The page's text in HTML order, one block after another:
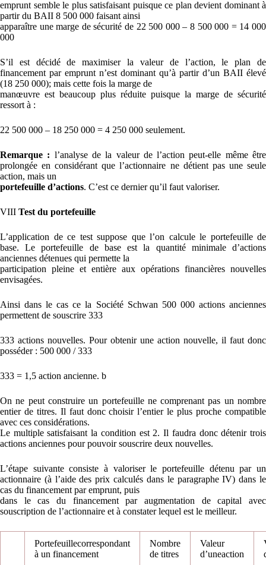
emprunt semble le plus satisfaisant puisque ce plan devient dominant à
partir du BAII 8 500 000 faisant ainsi
apparaître une marge de sécurité de 22 500 000 – 8 500 000 = 14 000
000
S’il est décidé de maximiser la valeur de l’action, le plan de
financement par emprunt n’est dominant qu’à partir d’un BAII élevé
(18 250 000); mais cette fois la marge de
manœuvre est beaucoup plus réduite puisque la marge de sécurité
ressort à :
22 500 000 – 18 250 000 = 4 250 000 seulement.
Remarque : l’analyse de la valeur de l’action peut-elle même être
prolongée en considérant que l’actionnaire ne détient pas une seule
action, mais un
portefeuille d’actions. C’est ce dernier qu’il faut valoriser.
VIII Test du portefeuille
L’application de ce test suppose que l’on calcule le portefeuille de
base. Le portefeuille de base est la quantité minimale d’actions
anciennes détenues qui permette la
participation pleine et entière aux opérations financières nouvelles
envisagées.
Ainsi dans le cas ce la Société Schwan 500 000 actions anciennes
permettent de souscrire 333
333 actions nouvelles. Pour obtenir une action nouvelle, il faut donc
posséder : 500 000 / 333
333 = 1,5 action ancienne. b
On ne peut construire un portefeuille ne comprenant pas un nombre
entier de titres. Il faut donc choisir l’entier le plus proche compatible
avec ces considérations.
Le multiple satisfaisant la condition est 2. Il faudra donc détenir trois
actions anciennes pour pouvoir souscrire deux nouvelles.
L’étape suivante consiste à valoriser le portefeuille détenu par un
actionnaire (à l’aide des prix calculés dans le paragraphe IV) dans le
cas du financement par emprunt, puis
dans le cas du financement par augmentation de capital avec
souscription de l’actionnaire et à constater lequel est le meilleur.
Portefeuillecorrespondant
à un financement
Nombre
de titres
Valeur
d’uneaction